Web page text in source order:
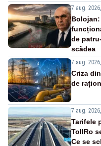
7 aug.
de
scădea
7 aug.
Criza
de
7 aug.
Tarifele
TollRo
Ce se